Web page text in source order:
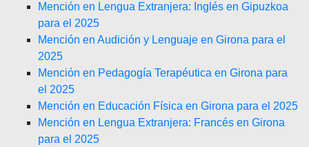
Mención en Lengua Extranjera: Inglés en Gipuzkoa
para el 2025
Mención en Audición y Lenguaje en Girona para el
2025
Mención en Pedagogía Terapéutica en Girona para
el 2025
Mención en Educación Física en Girona para el 2025
Mención en Lengua Extranjera: Francés en Girona
para el 2025